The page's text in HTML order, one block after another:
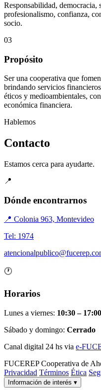
Responsabilidad,
profesionalismo, confianza,
socio.
03
Propósito
Ser una cooperativa que
brindando servicios
éticos y medioambientales,
económica financiera.
Hablemos
Contacto
Estamos cerca para ayudarte.
📍
Dónde encontrarnos
📍 Colonia 963, Montevideo
Tel: 1974
🕐
Horarios
Lunes a viernes: 10:30 – 17:00
Sábado y domingo: Cerrado
Canal digital 24 hs via e-
FUCEREP Cooperativa de
Privacidad Términos Ética
Información de interés ▾